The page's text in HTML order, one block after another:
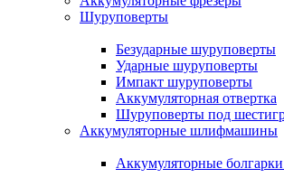
Шуруповерты
Безударные шуруповерты
Ударные шуруповерты
Импакт шуруповерты
Аккумуляторная отвертка
Шуруповерты под
Аккумуляторные шлифмашины
Аккумуляторные